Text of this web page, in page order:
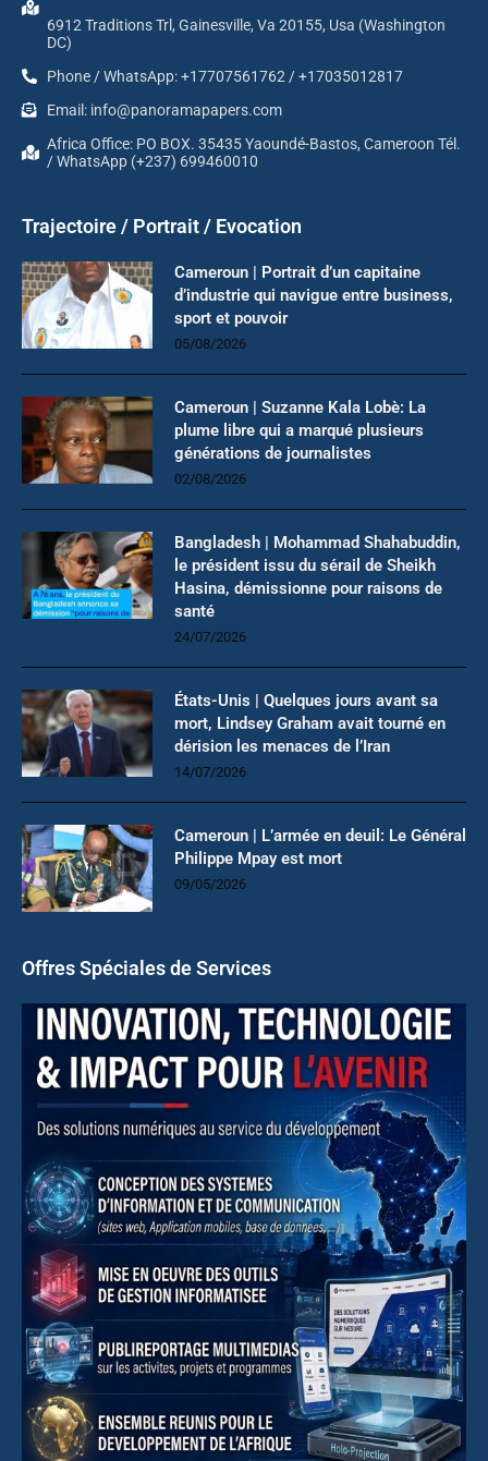
6912 Traditions Trl, Gainesville, Va 20155, Usa (Washington
DC)
Phone / WhatsApp: +17707561762 / +17035012817
Email: info@panoramapapers.com
Africa Office: PO BOX. 35435 Yaoundé-Bastos, Cameroon Tél.
/ WhatsApp (+237) 699460010
Trajectoire / Portrait / Evocation
Cameroun | Portrait d’un capitaine
d’industrie qui navigue entre business,
sport et pouvoir
05/08/2026
Cameroun | Suzanne Kala Lobè: La
plume libre qui a marqué plusieurs
générations de journalistes
02/08/2026
Bangladesh | Mohammad Shahabuddin,
le président issu du sérail de Sheikh
Hasina, démissionne pour raisons de
santé
24/07/2026
États-Unis | Quelques jours avant sa
mort, Lindsey Graham avait tourné en
dérision les menaces de l’Iran
14/07/2026
Cameroun | L’armée en deuil: Le Général
Philippe Mpay est mort
09/05/2026
Offres Spéciales de Services